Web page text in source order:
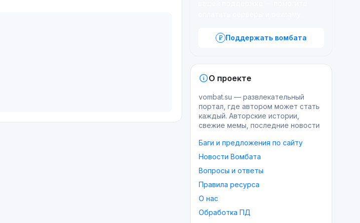
Поддержать вомбата
О проекте
vombat.su — развлекательный
портал, где автором может стать
каждый. Авторские истории,
свежие мемы, последние новости
Баги и предложения по сайту
Новости Вомбата
Вопросы и ответы
Правила ресурса
О нас
Обработка ПД